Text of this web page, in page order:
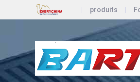
produits